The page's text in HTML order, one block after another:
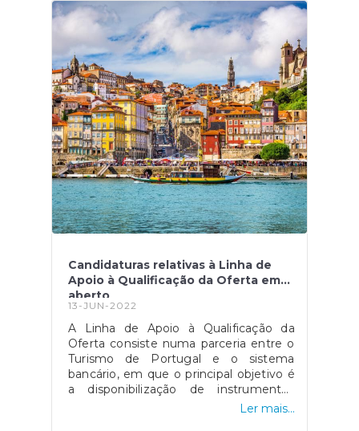
Cordeiro, ministro do Ambiente e
Acção Climática, a previsão é de que
durante o ano de 2022 os apoios
mencionados anteriormente alcancem
uma execução de 70% e 100%,
respetivamente.Além disso, o mesmo
acrescenta que cerca de metade do
montante final já se encontra
mobilizado, resultando assim no apoio
de mais de 50 mil projetos.Fonte: "
Governo vai antecipar verbas para
responder à procura de apoios à
eficiência energética nos edifícios",
disponível
em: https://edificioseenergia.pt/noticias/governo-
verbas-procura-apoios-eficiencia-
Candidaturas relativas à Linha de
Apoio à Qualificação da Oferta em
aberto
13-JUN-2022
A Linha de Apoio à Qualificação da
Oferta consiste numa parceria entre o
Turismo de Portugal e o sistema
bancário, em que o principal objetivo é
a disponibilização de instrumentos
financeiros para apoio de empesas da
Ler mais...